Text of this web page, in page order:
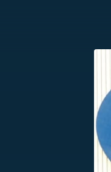
světová válka